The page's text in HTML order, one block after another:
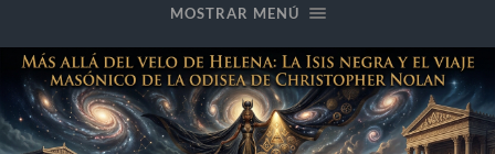
MOSTRAR MENÚ